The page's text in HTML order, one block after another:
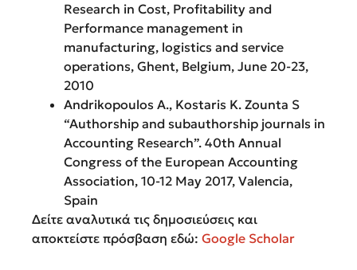
Research in Cost, Profitability and
Performance management in
manufacturing, logistics and service
operations, Ghent, Belgium, June 20-23,
2010
Andrikopoulos A., Kostaris K. Zounta S
“Authorship and subauthorship journals in
Accounting Research”. 40th Annual
Congress of the European Accounting
Association, 10-12 May 2017, Valencia,
Spain
Δείτε αναλυτικά τις δημοσιεύσεις και
αποκτείστε πρόσβαση εδώ: Google Scholar